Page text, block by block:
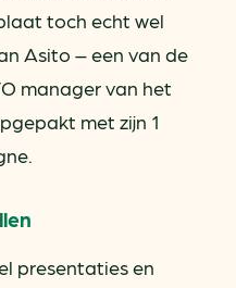
toch echt wel
Asito – een van de
manager van het
met zijn 1
presentaties en